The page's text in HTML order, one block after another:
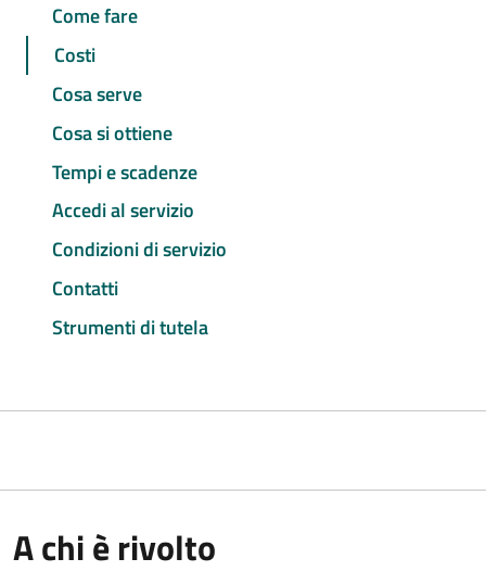
Come fare
Costi
Cosa serve
Cosa si ottiene
Tempi e scadenze
Accedi al servizio
Condizioni di servizio
Contatti
Strumenti di tutela
A chi è rivolto